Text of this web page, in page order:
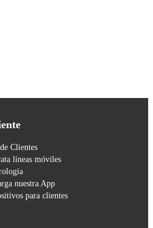
Clientes
líneas móviles
nuestra App
para clientes